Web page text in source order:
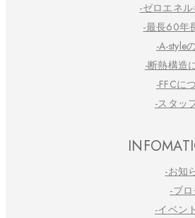
-ゼロエネ
-最長60年
-A-style
-断熱構造
-FFCに
-スタッ
-お知
-ブ
-イベン